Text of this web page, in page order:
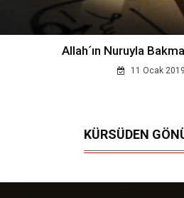
Allah´ın Nuruyla
11 Ocak 2019
KÜRSÜDEN